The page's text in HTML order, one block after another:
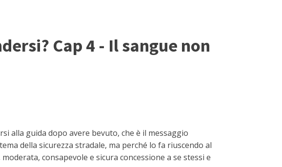
Cap 4 - Il sangue non
alla guida dopo avere bevuto, che è il messaggio
della sicurezza stradale, ma perché lo fa riuscendo al
consapevole e sicura concessione a se stessi e